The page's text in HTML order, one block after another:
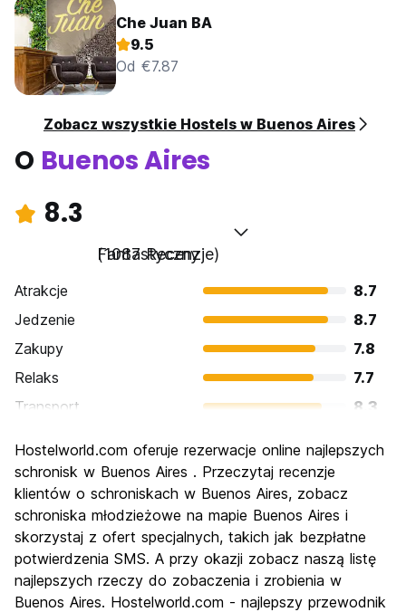
Che Juan BA
9.5
Od €7.87
Zobacz wszystkie Hostels w Buenos Aires
O Buenos Aires
8.3
Fantastyczny
(1087 Recenzje)
Atrakcje
8.7
Jedzenie
8.7
Zakupy
7.8
Relaks
7.7
Transport
8.3
Kultura
Imprezy
Najlepsza wartość
Hostelworld.com oferuje rezerwacje online najlepszych
schronisk w Buenos Aires . Przeczytaj recenzje
klientów o schroniskach w Buenos Aires, zobacz
schroniska młodzieżowe na mapie Buenos Aires i
skorzystaj z ofert specjalnych, takich jak bezpłatne
potwierdzenia SMS. A przy okazji zobacz naszą listę
najlepszych rzeczy do zobaczenia i zrobienia w
Buenos Aires. Hostelworld.com - najlepszy przewodnik